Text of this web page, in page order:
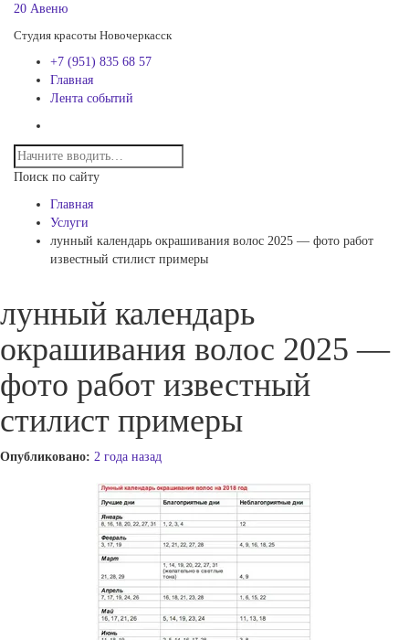
20 Авеню
Студия красоты Новочеркасск
+7 (951) 835 68 57
Главная
Лента событий
Поиск по сайту
Главная
Услуги
лунный календарь окрашивания волос 2025 — фото работ
известный стилист примеры
лунный календарь
окрашивания волос 2025 —
фото работ известный
стилист примеры
Опубликовано: 2 года назад